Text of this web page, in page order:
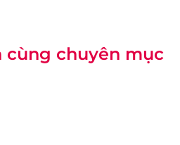
cùng chuyên mục